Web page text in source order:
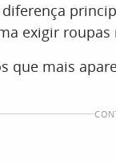
diferença
exigir roupas
que mais